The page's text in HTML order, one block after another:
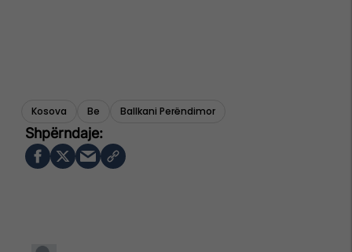
Kosova Be Ballkani Perëndimor